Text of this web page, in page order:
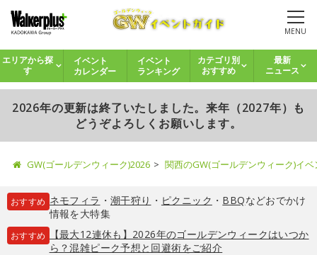
MENU
エリアから探
す
イベント
カレンダー
イベント
ランキング
カテゴリ別
おすすめ
最新
ニュース
2026年の更新は終了いたしました。来年（2027年）も
どうぞよろしくお願いします。
GW(ゴールデンウィーク)2026 関西のGW(ゴールデンウィーク)イ
おすすめ ネモフィラ ・ 潮干狩り ・ ピクニック ・ BBQなどおでかけ
情報を大特集
おすすめ
【最大12連休も】2026年のゴールデンウィークはいつか
ら？混雑ピーク予想と回避術をご紹介